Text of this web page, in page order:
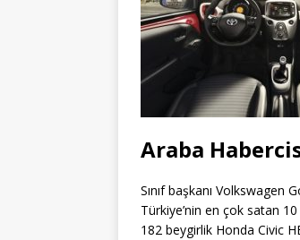
Araba
Sınıf başkanı Volkswagen
Türkiye’nin en çok satan 10
182 beygirlik Honda Civic